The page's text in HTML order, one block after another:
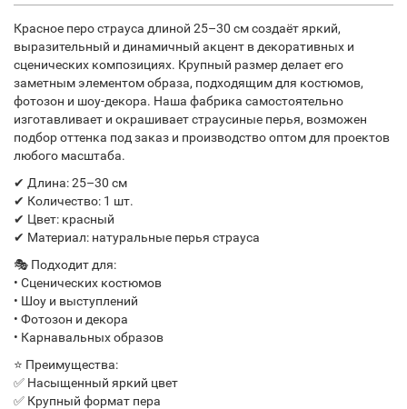
Красное перо страуса длиной 25–30 см создаёт яркий,
выразительный и динамичный акцент в декоративных и
сценических композициях. Крупный размер делает его
заметным элементом образа, подходящим для костюмов,
фотозон и шоу-декора. Наша фабрика самостоятельно
изготавливает и окрашивает страусиные перья, возможен
подбор оттенка под заказ и производство оптом для проектов
любого масштаба.
✔ Длина: 25–30 см
✔ Количество: 1 шт.
✔ Цвет: красный
✔ Материал: натуральные перья страуса
🎭 Подходит для:
• Сценических костюмов
• Шоу и выступлений
• Фотозон и декора
• Карнавальных образов
⭐ Преимущества:
✅ Насыщенный яркий цвет
✅ Крупный формат пера